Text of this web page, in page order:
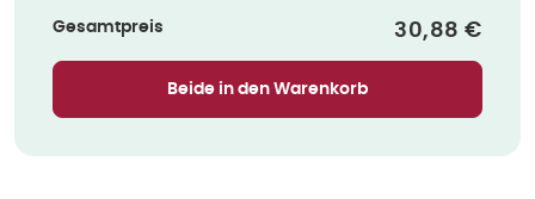
Gesamtpreis 30,88 €
Beide in den Warenkorb